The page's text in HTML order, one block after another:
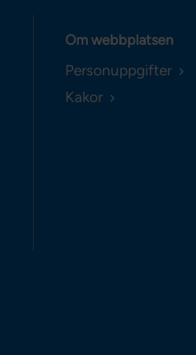
Om webbplatsen
Personuppgifter
Kakor